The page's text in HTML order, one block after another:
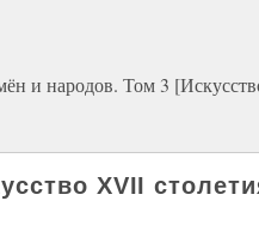
и народов. Том 3
XVII